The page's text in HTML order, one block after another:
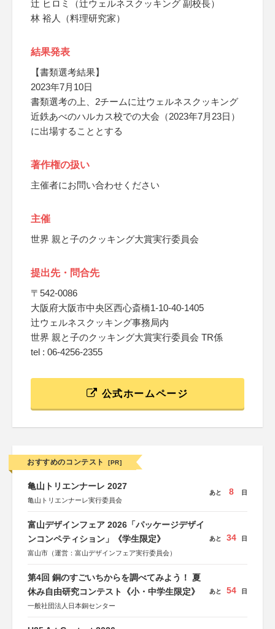
辻 ヒロミ（辻ウェルネスクッキング 副校長）
林 裕人（料理研究家）
結果発表
【書類選考結果】
2023年7月10日
書類選考の上、2チームに辻ウェルネスクッキング
近鉄あべのハルカス校での大会（2023年7月23日）
に出場することとする
著作権の扱い
主催者にお問い合わせください
主催
世界 親と子のクッキング大賞実行委員会
提出先・問合先
〒542-0086
大阪府大阪市中央区西心斎橋1-10-40-1405
辻ウェルネスクッキング事務局内
世界 親と子のクッキング大賞実行委員会 TR係
tel : 06-4256-2355
公式ホームページ
おすすめのコンテスト [PR]
亀山トリエンナーレ 2027
亀山トリエンナーレ実行委員会
あと 8 日
富山デザインフェア 2026「パッケージデザイ
ンコンペティション」《学生限定》
富山市（運営：富山デザインフェア実行委員会）
あと 34 日
第4回 銅のすごいちからを調べてみよう！ 夏
休み自由研究コンテスト《小・中学生限定》
一般社団法人日本銅センター
あと 54 日